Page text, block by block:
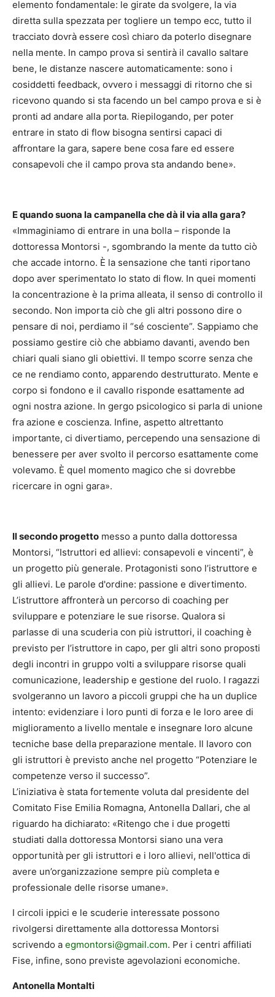
elemento fondamentale: le girate da svolgere, la via
diretta sulla spezzata per togliere un tempo ecc, tutto il
tracciato dovrà essere così chiaro da poterlo disegnare
nella mente. In campo prova si sentirà il cavallo saltare
bene, le distanze nascere automaticamente: sono i
cosiddetti feedback, ovvero i messaggi di ritorno che si
ricevono quando si sta facendo un bel campo prova e si è
pronti ad andare alla porta. Riepilogando, per poter
entrare in stato di flow bisogna sentirsi capaci di
affrontare la gara, sapere bene cosa fare ed essere
consapevoli che il campo prova sta andando bene».
E quando suona la campanella che dà il via alla gara?
«Immaginiamo di entrare in una bolla – risponde la
dottoressa Montorsi -, sgombrando la mente da tutto ciò
che accade intorno. È la sensazione che tanti riportano
dopo aver sperimentato lo stato di flow. In quei momenti
la concentrazione è la prima alleata, il senso di controllo il
secondo. Non importa ciò che gli altri possono dire o
pensare di noi, perdiamo il “sé cosciente”. Sappiamo che
possiamo gestire ciò che abbiamo davanti, avendo ben
chiari quali siano gli obiettivi. Il tempo scorre senza che
ce ne rendiamo conto, apparendo destrutturato. Mente e
corpo si fondono e il cavallo risponde esattamente ad
ogni nostra azione. In gergo psicologico si parla di unione
fra azione e coscienza. Infine, aspetto altrettanto
importante, ci divertiamo, percependo una sensazione di
benessere per aver svolto il percorso esattamente come
volevamo. È quel momento magico che si dovrebbe
ricercare in ogni gara».
Il secondo progetto messo a punto dalla dottoressa
Montorsi, “Istruttori ed allievi: consapevoli e vincenti”, è
un progetto più generale. Protagonisti sono l’istruttore e
gli allievi. Le parole d'ordine: passione e divertimento.
L’istruttore affronterà un percorso di coaching per
sviluppare e potenziare le sue risorse. Qualora si
parlasse di una scuderia con più istruttori, il coaching è
previsto per l’istruttore in capo, per gli altri sono proposti
degli incontri in gruppo volti a sviluppare risorse quali
comunicazione, leadership e gestione del ruolo. I ragazzi
svolgeranno un lavoro a piccoli gruppi che ha un duplice
intento: evidenziare i loro punti di forza e le loro aree di
miglioramento a livello mentale e insegnare loro alcune
tecniche base della preparazione mentale. Il lavoro con
gli istruttori è previsto anche nel progetto “Potenziare le
competenze verso il successo”.
L’iniziativa è stata fortemente voluta dal presidente del
Comitato Fise Emilia Romagna, Antonella Dallari, che al
riguardo ha dichiarato: «Ritengo che i due progetti
studiati dalla dottoressa Montorsi siano una vera
opportunità per gli istruttori e i loro allievi, nell'ottica di
avere un’organizzazione sempre più completa e
professionale delle risorse umane».
I circoli ippici e le scuderie interessate possono
rivolgersi direttamente alla dottoressa Montorsi
scrivendo a egmontorsi@gmail.com. Per i centri affiliati
Fise, infine, sono previste agevolazioni economiche.
Antonella Montalti